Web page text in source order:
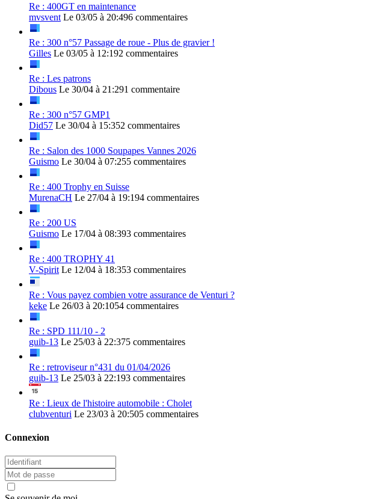
Re : 400GT en maintenance
mvsvent Le 03/05 à 20:496 commentaires
Re : 300 n°57 Passage de roue - Plus de gravier !
Gilles Le 03/05 à 12:192 commentaires
Re : Les patrons
Dibous Le 30/04 à 21:291 commentaire
Re : 300 n°57 GMP1
Did57 Le 30/04 à 15:352 commentaires
Re : Salon des 1000 Soupapes Vannes 2026
Guismo Le 30/04 à 07:255 commentaires
Re : 400 Trophy en Suisse
MurenaCH Le 27/04 à 19:194 commentaires
Re : 200 US
Guismo Le 17/04 à 08:393 commentaires
Re : 400 TROPHY 41
V-Spirit Le 12/04 à 18:353 commentaires
Re : Vous payez combien votre assurance de Venturi ?
keke Le 26/03 à 20:1054 commentaires
Re : SPD 111/10 - 2
guib-13 Le 25/03 à 22:375 commentaires
Re : retroviseur n°431 du 01/04/2026
guib-13 Le 25/03 à 22:193 commentaires
Re : Lieux de l'histoire automobile : Cholet
clubventuri Le 23/03 à 20:505 commentaires
Connexion